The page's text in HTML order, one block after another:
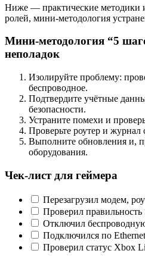
Ниже — практические методики
ролей, мини‑методология
Мини‑методология “5
неполадок
Изолируйте проблему:
беспроводное.
Подтвердите учётные
безопасности.
Устраните помехи и
Проверьте роутер и
Выполните обновления и,
оборудования.
Чек‑лист для геймера
Перезагрузил модем,
Проверил правильность
Отключил
Подключился по
Проверил статус Xbox